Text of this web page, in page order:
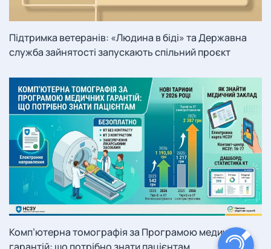
Підтримка ветеранів: «Людина в біді» та Державна
служба зайнятості запускають спільний проєкт
Комп’ютерна томографія за Програмою медичних